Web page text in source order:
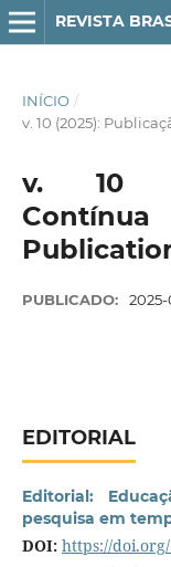
REVISTA
INÍCIO /
v. 10 (2025):
v. 10
PUBLICADO: 2025-
EDITORIAL
Editorial:
pesquisa em
DOI: https://